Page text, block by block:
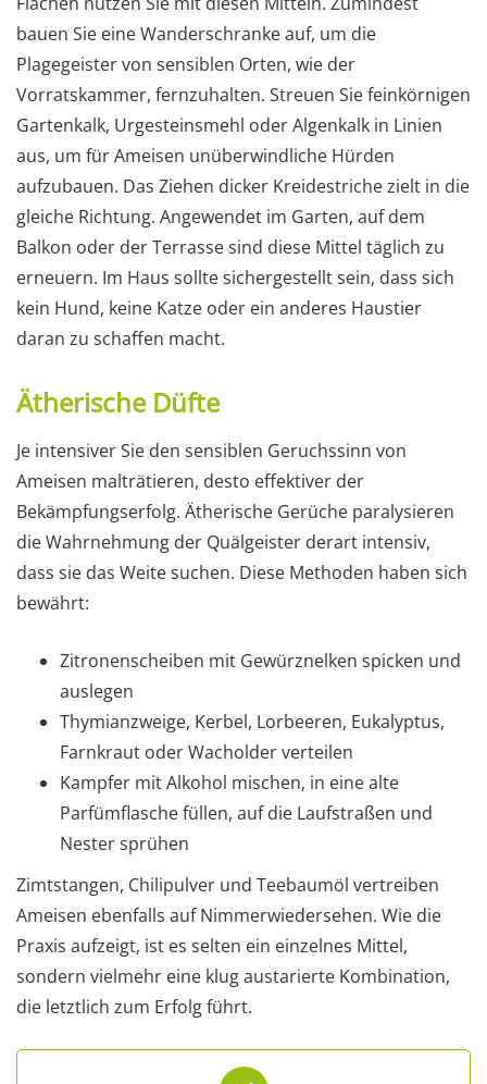
bauen Sie eine Wanderschranke auf, um die
Plagegeister von sensiblen Orten, wie der
Vorratskammer, fernzuhalten. Streuen Sie feinkörnigen
Gartenkalk, Urgesteinsmehl oder Algenkalk in Linien
aus, um für Ameisen unüberwindliche Hürden
aufzubauen. Das Ziehen dicker Kreidestriche zielt in die
gleiche Richtung. Angewendet im Garten, auf dem
Balkon oder der Terrasse sind diese Mittel täglich zu
erneuern. Im Haus sollte sichergestellt sein, dass sich
kein Hund, keine Katze oder ein anderes Haustier
daran zu schaffen macht.
Ätherische Düfte
Je intensiver Sie den sensiblen Geruchssinn von
Ameisen malträtieren, desto effektiver der
Bekämpfungserfolg. Ätherische Gerüche paralysieren
die Wahrnehmung der Quälgeister derart intensiv,
dass sie das Weite suchen. Diese Methoden haben sich
bewährt:
Zitronenscheiben mit Gewürznelken spicken und
auslegen
Thymianzweige, Kerbel, Lorbeeren, Eukalyptus,
Farnkraut oder Wacholder verteilen
Kampfer mit Alkohol mischen, in eine alte
Parfümflasche füllen, auf die Laufstraßen und
Nester sprühen
Zimtstangen, Chilipulver und Teebaumöl vertreiben
Ameisen ebenfalls auf Nimmerwiedersehen. Wie die
Praxis aufzeigt, ist es selten ein einzelnes Mittel,
sondern vielmehr eine klug austarierte Kombination,
die letztlich zum Erfolg führt.